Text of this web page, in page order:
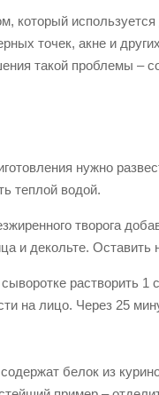
который
точек, акне и
такой проблемы –
нужно
теплой водой.
творога
и декольте.
растворить 1
на лицо. Через 25
белок из